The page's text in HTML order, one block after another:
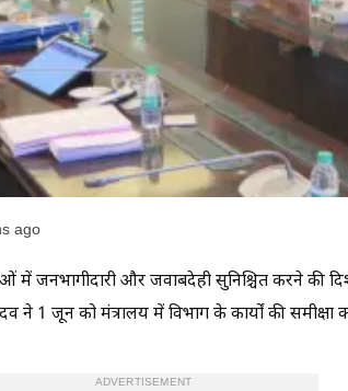
ago
में जनभागीदारी और जवाबदेही सुनिश्चित करने की
ने 1 जून को मंत्रालय में विभाग के कार्यों की
ADVERTISEMENT